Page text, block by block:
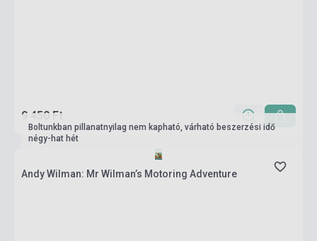
9 450 Ft
Boltunkban pillanatnyilag nem kapható, várható beszerzési idő
négy-hat hét
Andy Wilman: Mr Wilman’s Motoring Adventure